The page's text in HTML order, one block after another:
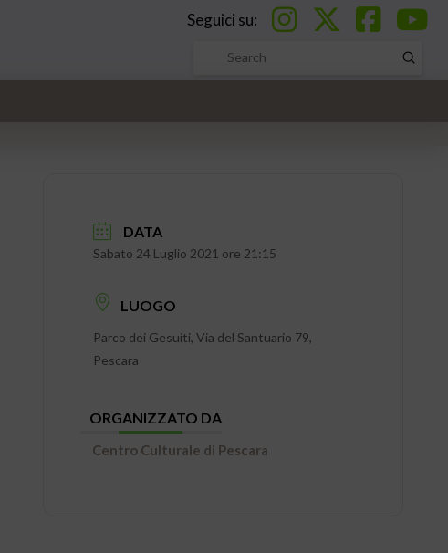
Seguici su:
Search
Submit
DATA
Sabato 24 Luglio 2021 ore 21:15
LUOGO
Parco dei Gesuiti, Via del Santuario 79,
Pescara
ORGANIZZATO DA
Centro Culturale di Pescara